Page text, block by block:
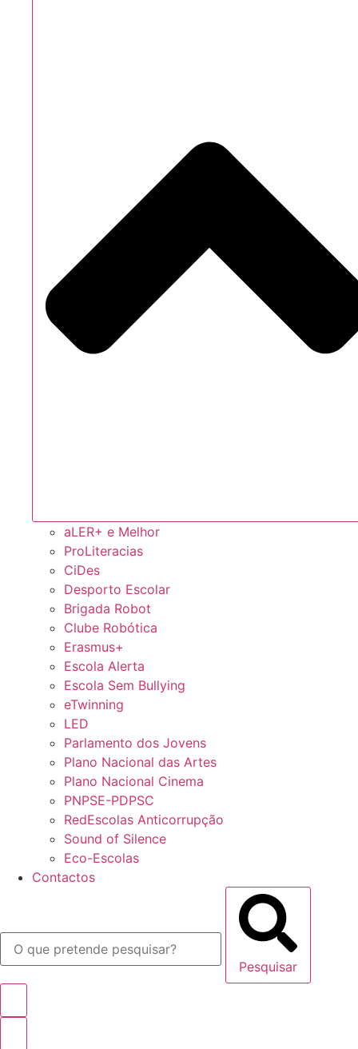
aLER+ e Melhor
ProLiteracias
CiDes
Desporto Escolar
Brigada Robot
Clube Robótica
Erasmus+
Escola Alerta
Escola Sem Bullying
eTwinning
LED
Parlamento dos Jovens
Plano Nacional das Artes
Plano Nacional Cinema
PNPSE-PDPSC
RedEscolas Anticorrupção
Sound of Silence
Eco-Escolas
Contactos
Pesquisar